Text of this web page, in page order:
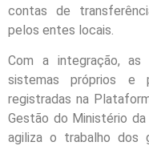
contas de
pelos entes locais.
Com a integração,
sistemas próprios e
registradas na
Gestão do Ministério da
agiliza o trabalho dos